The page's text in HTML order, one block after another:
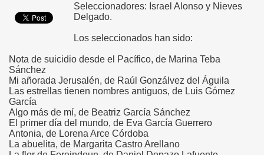
Seleccionadores: Israel Alonso y Nieves
Delgado.
Los seleccionados han sido:
Nota de suicidio desde el Pacífico, de Marina Teba
Sánchez
Mi añorada Jerusalén, de Raúl Gonzálvez del Águila
Las estrellas tienen nombres antiguos, de Luis Gómez
García
Algo más de mí, de Beatriz García Sánchez
El primer día del mundo, de Eva García Guerrero
Antonia, de Lorena Arce Córdoba
La abuelita, de Margarita Castro Arellano